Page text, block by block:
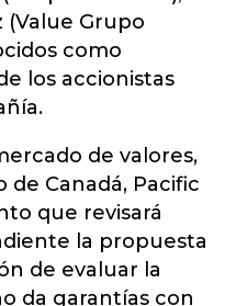
(Value Grupo
como
los accionistas
de valores,
Canadá, Pacific
que revisará
la propuesta
de evaluar la
da garantías con